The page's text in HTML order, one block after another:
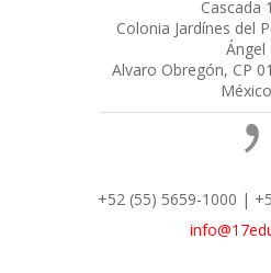
Cascada
Colonia Jardínes del
Ángel
Alvaro Obregón, CP
México
+52 (55) 5659-1000 |